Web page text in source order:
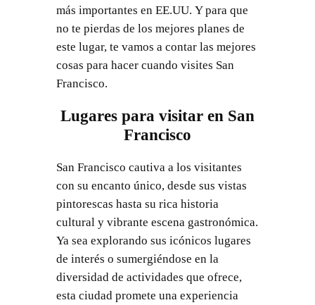
más importantes en EE.UU. Y para que
no te pierdas de los mejores planes de
este lugar, te vamos a contar las mejores
cosas para hacer cuando visites San
Francisco.
Lugares para visitar en San
Francisco
San Francisco cautiva a los visitantes
con su encanto único, desde sus vistas
pintorescas hasta su rica historia
cultural y vibrante escena gastronómica.
Ya sea explorando sus icónicos lugares
de interés o sumergiéndose en la
diversidad de actividades que ofrece,
esta ciudad promete una experiencia